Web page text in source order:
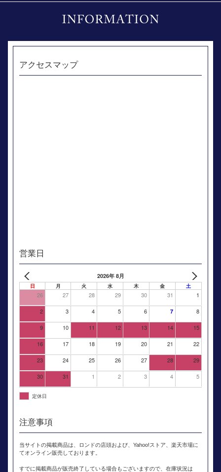
アクセスマップ
営業日
2026年 8月
日 月 火 水 木 金 土
26 27 28 29 30 31 1
2 3 4 5 6 7 8
9 10 11 12 13 14 15
16 17 18 19 20 21 22
23 24 25 26 27 28 29
30 31 1 2 3 4 5
定休日
注意事項
当サイトの掲載商品は、ロンドの店頭および、Yahoo!ストア、楽天市場に
てオンライン販売しております。
すでに掲載商品が販売終了している場合もございますので、在庫状況は